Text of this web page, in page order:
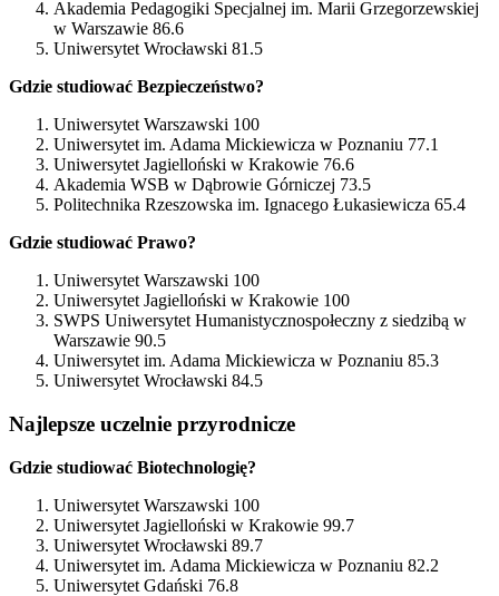
Akademia Pedagogiki Specjalnej im. Marii Grzegorzewskiej
w Warszawie 86.6
Uniwersytet Wrocławski 81.5
Gdzie studiować Bezpieczeństwo?
Uniwersytet Warszawski 100
Uniwersytet im. Adama Mickiewicza w Poznaniu 77.1
Uniwersytet Jagielloński w Krakowie 76.6
Akademia WSB w Dąbrowie Górniczej 73.5
Politechnika Rzeszowska im. Ignacego Łukasiewicza 65.4
Gdzie studiować Prawo?
Uniwersytet Warszawski 100
Uniwersytet Jagielloński w Krakowie 100
SWPS Uniwersytet Humanistycznospołeczny z siedzibą w
Warszawie 90.5
Uniwersytet im. Adama Mickiewicza w Poznaniu 85.3
Uniwersytet Wrocławski 84.5
Najlepsze uczelnie przyrodnicze
Gdzie studiować Biotechnologię?
Uniwersytet Warszawski 100
Uniwersytet Jagielloński w Krakowie 99.7
Uniwersytet Wrocławski 89.7
Uniwersytet im. Adama Mickiewicza w Poznaniu 82.2
Uniwersytet Gdański 76.8